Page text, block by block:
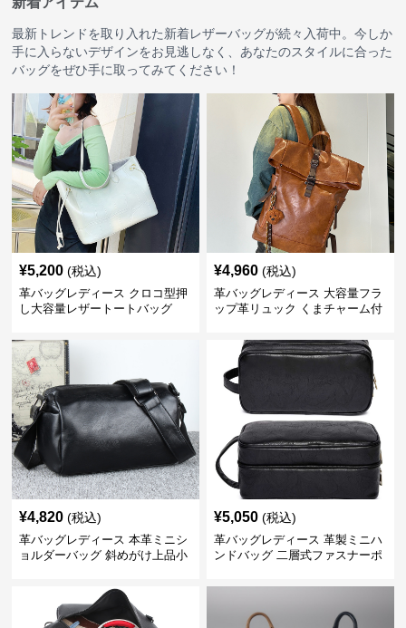
最新トレンドを取り入れた新着レザーバッグが続々入荷中。今しか
手に入らないデザインをお見逃しなく、あなたのスタイルに合った
バッグをぜひ手に取ってみてください！
¥5,200 (税込)
革バッグレディース クロコ型押
し大容量レザートートバッグ
¥4,960 (税込)
革バッグレディース 大容量フラ
ップ革リュック くまチャーム付
¥4,820 (税込)
革バッグレディース 本革ミニシ
ョルダーバッグ 斜めがけ上品小
¥5,050 (税込)
革バッグレディース 革製ミニハ
ンドバッグ 二層式ファスナーポ